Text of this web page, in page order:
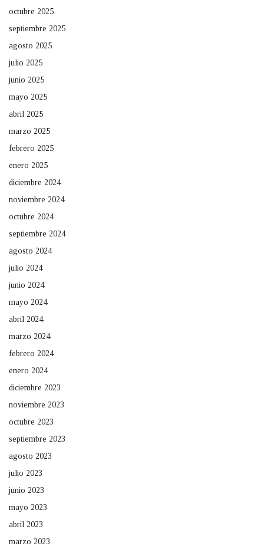
octubre 2025
septiembre 2025
agosto 2025
julio 2025
junio 2025
mayo 2025
abril 2025
marzo 2025
febrero 2025
enero 2025
diciembre 2024
noviembre 2024
octubre 2024
septiembre 2024
agosto 2024
julio 2024
junio 2024
mayo 2024
abril 2024
marzo 2024
febrero 2024
enero 2024
diciembre 2023
noviembre 2023
octubre 2023
septiembre 2023
agosto 2023
julio 2023
junio 2023
mayo 2023
abril 2023
marzo 2023